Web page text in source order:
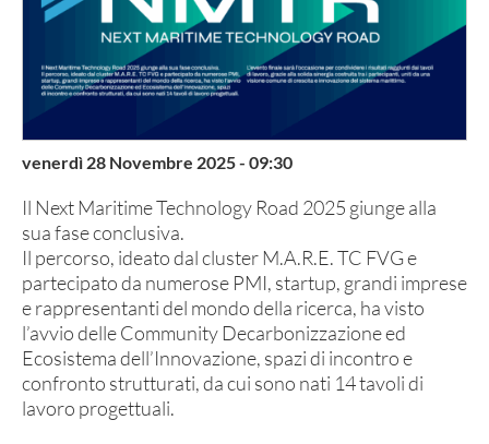
venerdì 28 Novembre 2025 - 09:30
Il Next Maritime Technology Road 2025 giunge alla
sua fase conclusiva.
Il percorso, ideato dal cluster M.A.R.E. TC FVG e
partecipato da numerose PMI, startup, grandi imprese
e rappresentanti del mondo della ricerca, ha visto
l’avvio delle Community Decarbonizzazione ed
Ecosistema dell’Innovazione, spazi di incontro e
confronto strutturati, da cui sono nati 14 tavoli di
lavoro progettuali.